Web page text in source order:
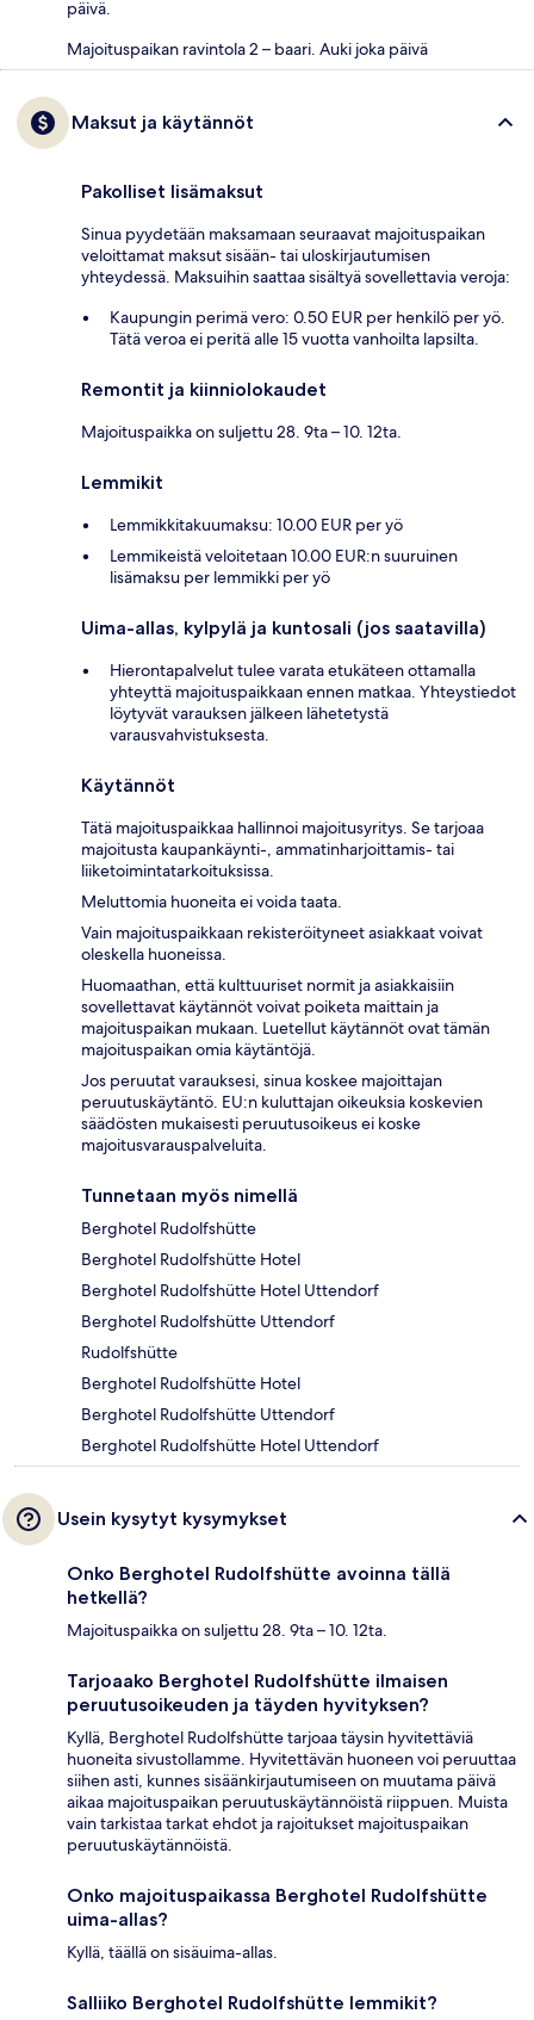
päivä.
Majoituspaikan ravintola 2 – baari. Auki joka päivä
Maksut ja käytännöt
Pakolliset lisämaksut
Sinua pyydetään maksamaan seuraavat majoituspaikan
veloittamat maksut sisään- tai uloskirjautumisen
yhteydessä. Maksuihin saattaa sisältyä sovellettavia veroja:
Kaupungin perimä vero: 0.50 EUR per henkilö per yö.
Tätä veroa ei peritä alle 15 vuotta vanhoilta lapsilta.
Remontit ja kiinniolokaudet
Majoituspaikka on suljettu 28. 9ta – 10. 12ta.
Lemmikit
Lemmikkitakuumaksu: 10.00 EUR per yö
Lemmikeistä veloitetaan 10.00 EUR:n suuruinen
lisämaksu per lemmikki per yö
Uima-allas, kylpylä ja kuntosali (jos saatavilla)
Hierontapalvelut tulee varata etukäteen ottamalla
yhteyttä majoituspaikkaan ennen matkaa. Yhteystiedot
löytyvät varauksen jälkeen lähetetystä
varausvahvistuksesta.
Käytännöt
Tätä majoituspaikkaa hallinnoi majoitusyritys. Se tarjoaa
majoitusta kaupankäynti-, ammatinharjoittamis- tai
liiketoimintatarkoituksissa.
Meluttomia huoneita ei voida taata.
Vain majoituspaikkaan rekisteröityneet asiakkaat voivat
oleskella huoneissa.
Huomaathan, että kulttuuriset normit ja asiakkaisiin
sovellettavat käytännöt voivat poiketa maittain ja
majoituspaikan mukaan. Luetellut käytännöt ovat tämän
majoituspaikan omia käytäntöjä.
Jos peruutat varauksesi, sinua koskee majoittajan
peruutuskäytäntö. EU:n kuluttajan oikeuksia koskevien
säädösten mukaisesti peruutusoikeus ei koske
majoitusvarauspalveluita.
Tunnetaan myös nimellä
Berghotel Rudolfshütte
Berghotel Rudolfshütte Hotel
Berghotel Rudolfshütte Hotel Uttendorf
Berghotel Rudolfshütte Uttendorf
Rudolfshütte
Berghotel Rudolfshütte Hotel
Berghotel Rudolfshütte Uttendorf
Berghotel Rudolfshütte Hotel Uttendorf
Usein kysytyt kysymykset
Onko Berghotel Rudolfshütte avoinna tällä
hetkellä?
Majoituspaikka on suljettu 28. 9ta – 10. 12ta.
Tarjoaako Berghotel Rudolfshütte ilmaisen
peruutusoikeuden ja täyden hyvityksen?
Kyllä, Berghotel Rudolfshütte tarjoaa täysin hyvitettäviä
huoneita sivustollamme. Hyvitettävän huoneen voi peruuttaa
siihen asti, kunnes sisäänkirjautumiseen on muutama päivä
aikaa majoituspaikan peruutuskäytännöistä riippuen. Muista
vain tarkistaa tarkat ehdot ja rajoitukset majoituspaikan
peruutuskäytännöistä.
Onko majoituspaikassa Berghotel Rudolfshütte
uima-allas?
Kyllä, täällä on sisäuima-allas.
Salliiko Berghotel Rudolfshütte lemmikit?